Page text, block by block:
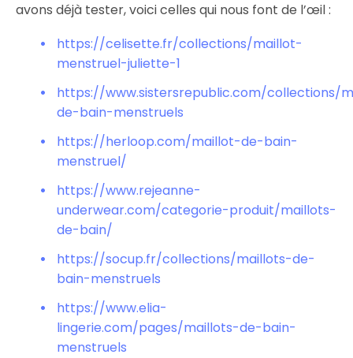
avons déjà tester, voici celles qui nous font de l’œil :
https://celisette.fr/collections/maillot-
menstruel-juliette-1
https://www.sistersrepublic.com/collections/
de-bain-menstruels
https://herloop.com/maillot-de-bain-
menstruel/
https://www.rejeanne-
underwear.com/categorie-produit/maillots-
de-bain/
https://socup.fr/collections/maillots-de-
bain-menstruels
https://www.elia-
lingerie.com/pages/maillots-de-bain-
menstruels